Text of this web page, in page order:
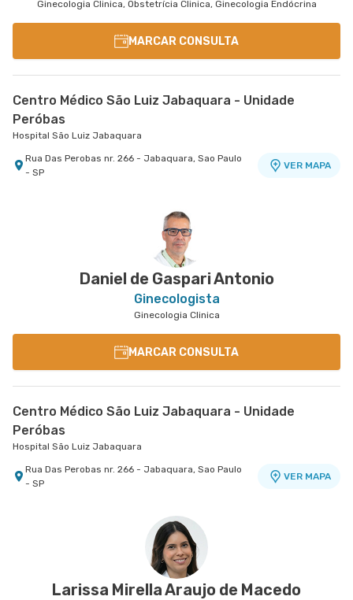
Ginecologia Clinica, Obstetrícia Clinica, Ginecologia Endócrina
MARCAR CONSULTA
Centro Médico São Luiz Jabaquara - Unidade
Peróbas
Hospital São Luiz Jabaquara
Rua Das Perobas nr. 266 - Jabaquara, Sao Paulo
- SP
VER MAPA
Daniel de Gaspari Antonio
Ginecologista
Ginecologia Clinica
MARCAR CONSULTA
Centro Médico São Luiz Jabaquara - Unidade
Peróbas
Hospital São Luiz Jabaquara
Rua Das Perobas nr. 266 - Jabaquara, Sao Paulo
- SP
VER MAPA
Larissa Mirella Araujo de Macedo